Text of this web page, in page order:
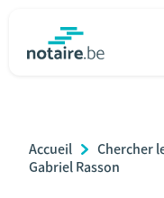
Relations et vivre
Accueil
Chercher
Gabriel Rasson